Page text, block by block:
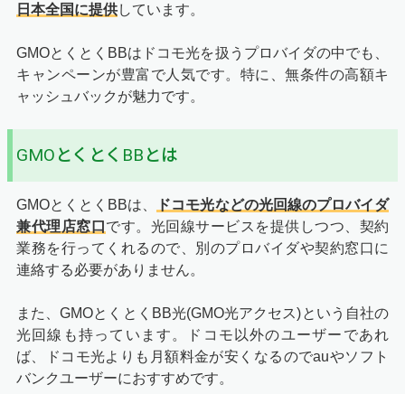
日本全国に提供しています。
GMOとくとくBBはドコモ光を扱うプロバイダの中でも、
キャンペーンが豊富で人気です。特に、無条件の高額キ
ャッシュバックが魅力です。
GMOとくとくBBとは
GMOとくとくBBは、
ドコモ光などの光回線のプロバイダ
兼代理店窓口 です。光回線サービスを提供しつつ、契約
業務を行ってくれるので、別のプロバイダや契約窓口に
連絡する必要がありません。
また、GMOとくとくBB光(GMO光アクセス)という自社の
光回線も持っています。ドコモ以外のユーザーであれ
ば、ドコモ光よりも月額料金が安くなるのでauやソフト
バンクユーザーにおすすめです。